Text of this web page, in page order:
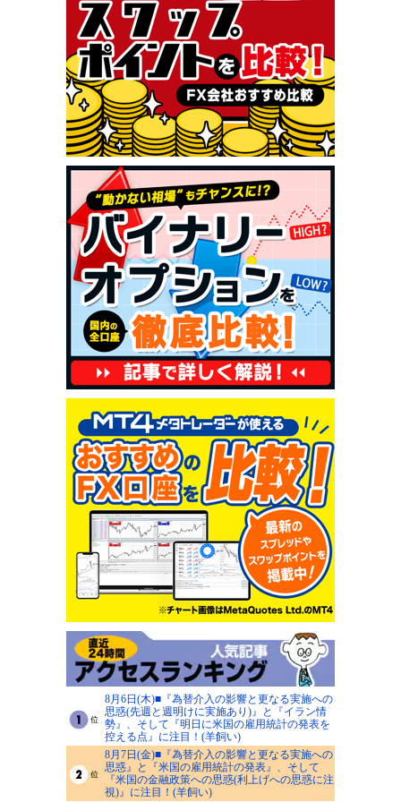
8月6日(木)■『為替介入の影響と更なる実施への
思惑(先週と週明けに実施あり)』と『イラン情
勢』、そして『明日に米国の雇用統計の発表を
控える点』に注目！(羊飼い)
8月7日(金)■『為替介入の影響と更なる実施への
思惑』と『米国の雇用統計の発表』、そして
『米国の金融政策への思惑(利上げへの思惑に注
視)』に注目！(羊飼い)